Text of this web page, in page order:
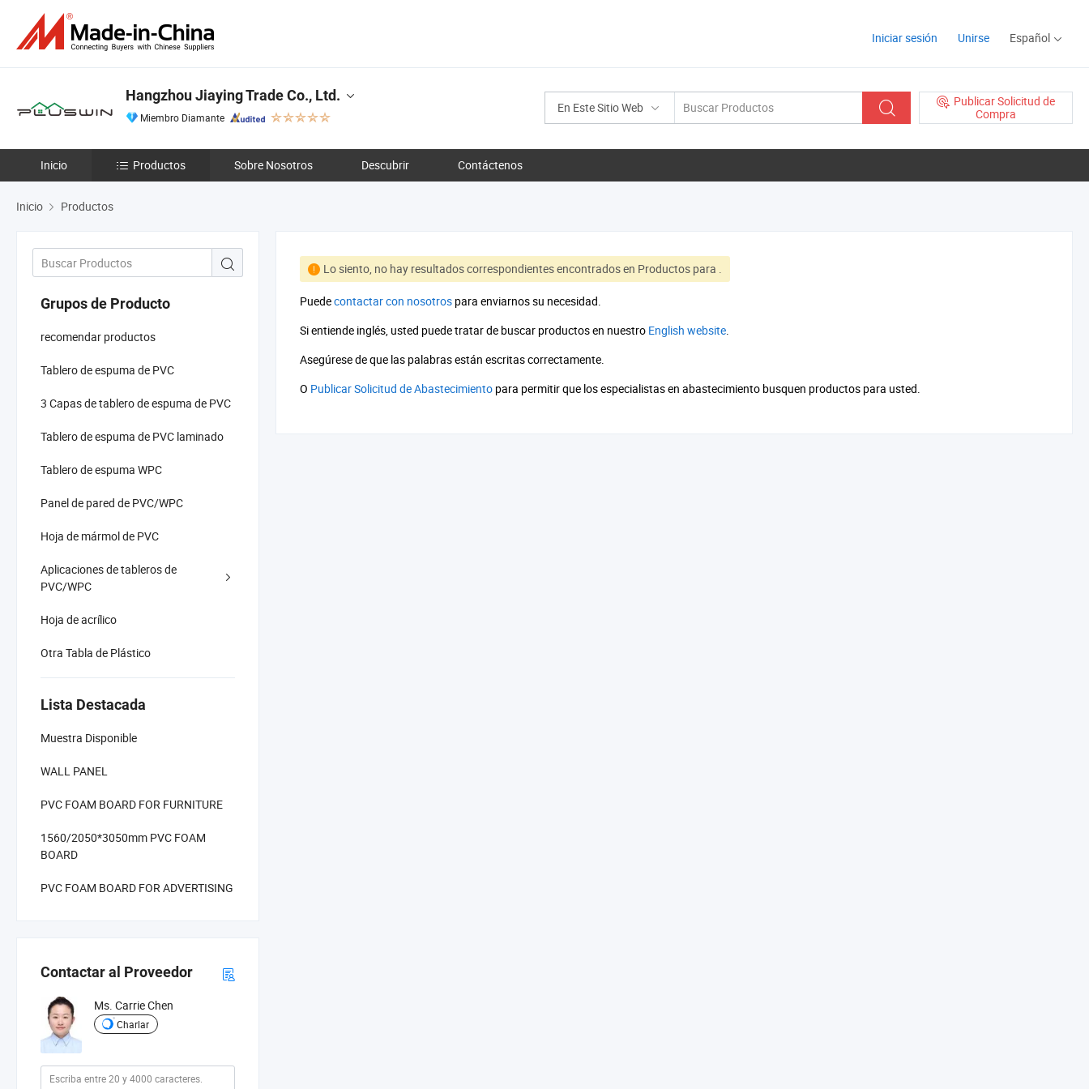
Iniciar sesión Unirse Español
En Este Sitio Web
Publicar Solicitud de
Compra
Hangzhou Jiaying Trade Co., Ltd.
Miembro Diamante
Inicio Productos Sobre Nosotros Descubrir Contáctenos
Inicio Productos
Grupos de Producto
recomendar productos
Tablero de espuma de PVC
3 Capas de tablero de espuma de PVC
Tablero de espuma de PVC laminado
Tablero de espuma WPC
Panel de pared de PVC/WPC
Hoja de mármol de PVC
Aplicaciones de tableros de
PVC/WPC
Hoja de acrílico
Otra Tabla de Plástico
Lista Destacada
Muestra Disponible
WALL PANEL
PVC FOAM BOARD FOR FURNITURE
1560/2050*3050mm PVC FOAM
BOARD
PVC FOAM BOARD FOR ADVERTISING
Contactar al Proveedor
Ms. Carrie Chen
Charlar
Lo siento, no hay resultados correspondientes encontrados en Productos para .
Puedecontactar con nosotros para enviarnos su necesidad.
Si entiende inglés, usted puede tratar de buscar productos en nuestro English website.
Asegúrese de que las palabras están escritas correctamente.
O Publicar Solicitud de Abastecimiento para permitir que los especialistas en abastecimiento busquen productos para usted.